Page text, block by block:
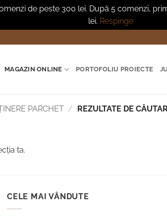
de peste 300 lei. După 5 comenzi,
lei. Respinge
MAGAZIN ONLINE PORTOFOLIU PROIECTE
PARCHET / REZULTATE DE
ta.
CELE MAI VÂNDUTE